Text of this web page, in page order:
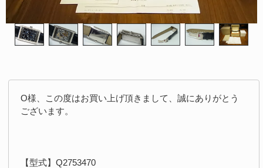
O様、この度はお買い上げ頂きまして、誠にありがとう
ございます。
【型式】Q2753470